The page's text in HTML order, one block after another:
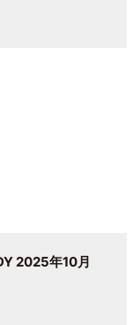
2025年10月